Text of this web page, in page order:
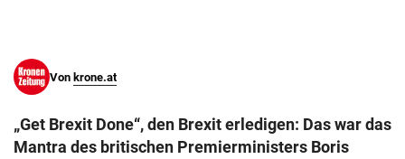
Von krone.at
„Get Brexit Done“, den Brexit erledigen: Das war das
Mantra des britischen Premierministers Boris